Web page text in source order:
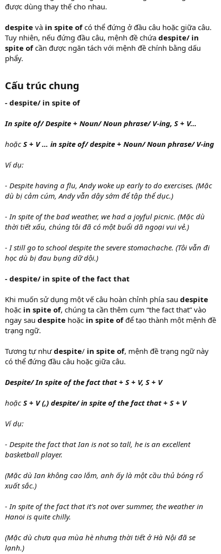
được dùng thay thế cho nhau.
despite và in spite ofcó thể đứng ở đầu câu hoặc giữa câu.
Tuy nhiên, nếu đứng đầu câu, mệnh đề chứa despite/ in
spite ofcần được ngăn tách với mệnh đề chính bằng dấu
phẩy.
Cấu trúc chung
- despite/ in spite of
In spite of/ Despite + Noun/ Noun phrase/ V-ing, S + V…
hoặc S + V … in spite of/ despite + Noun/ Noun phrase/ V-ing
Ví dụ:
- Despite having a flu, Andy woke up early to do exercises. (Mặc
dù bị cảm cúm, Andy vẫn dậy sớm để tập thể dục.)
- In spite of the bad weather, we had a joyful picnic. (Mặc dù
thời tiết xấu, chúng tôi đã có một buổi dã ngoại vui vẻ.)
- I still go to school despite the severe stomachache. (Tôi vẫn đi
học dù bị đau bụng dữ dội.)
- despite/ in spite of the fact that
Khi muốn sử dụng một vế câu hoàn chỉnh phía sau despite
hoặc in spite of, chúng ta cần thêm cụm “the fact that” vào
ngay sau despite hoặc in spite ofđể tạo thành một mệnh đề
trạng ngữ.
Tương tự nhưdespite/ in spite of, mệnh đề trạng ngữ này
có thể đứng đầu câu hoặc giữa câu.
Despite/ In spite of the fact that + S + V, S + V
hoặc S + V (,) despite/ in spite of the fact that + S + V
Ví dụ:
- Despite the fact that Ian is not so tall, he is an excellent
basketball player.
(Mặc dù Ian không cao lắm, anh ấy là một cầu thủ bóng rổ
xuất sắc.)
- In spite of the fact that it’s not over summer, the weather in
Hanoi is quite chilly.
(Mặc dù chưa qua mùa hè nhưng thời tiết ở Hà Nội đã se
lạnh.)